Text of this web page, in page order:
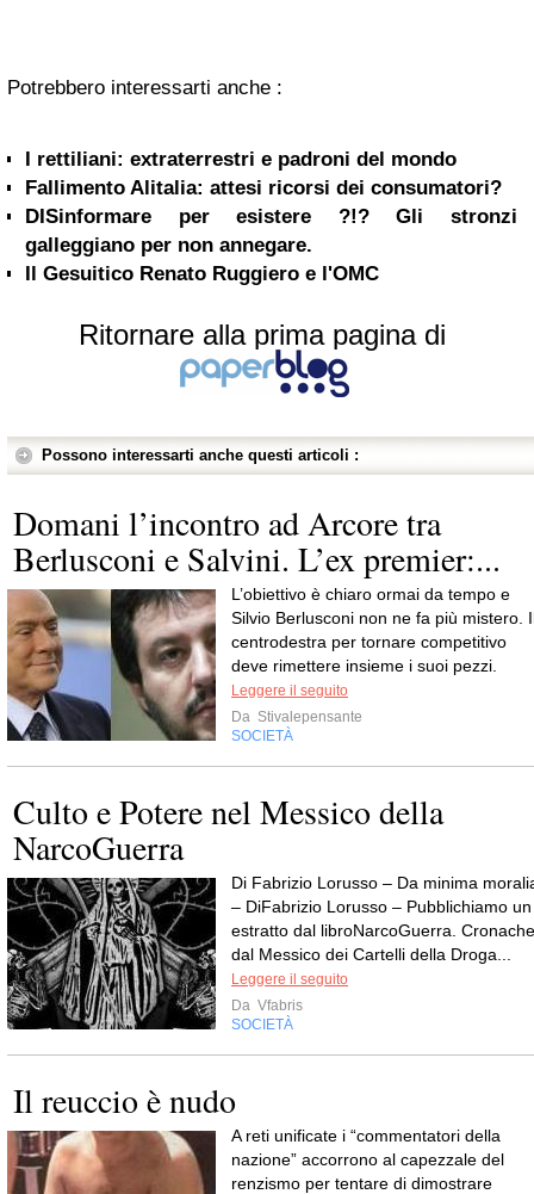
Potrebbero interessarti anche :
I rettiliani: extraterrestri e padroni del mondo
Fallimento Alitalia: attesi ricorsi dei consumatori?
DISinformare per esistere ?!? Gli stronzi
galleggiano per non annegare.
Il Gesuitico Renato Ruggiero e l'OMC
Ritornare alla prima pagina di
Possono interessarti anche questi articoli :
Domani l’incontro ad Arcore tra
Berlusconi e Salvini. L’ex premier:...
L’obiettivo è chiaro ormai da tempo e
Silvio Berlusconi non ne fa più mistero.
centrodestra per tornare competitivo
deve rimettere insieme i suoi pezzi.
Leggere il seguito
Da Stivalepensante
SOCIETÀ
Culto e Potere nel Messico della
NarcoGuerra
Di Fabrizio Lorusso – Da minima
– DiFabrizio Lorusso – Pubblichiamo un
estratto dal libroNarcoGuerra. Cronache
dal Messico dei Cartelli della Droga...
Leggere il seguito
Da Vfabris
SOCIETÀ
Il reuccio è nudo
A reti unificate i “commentatori della
nazione” accorrono al capezzale del
renzismo per tentare di dimostrare